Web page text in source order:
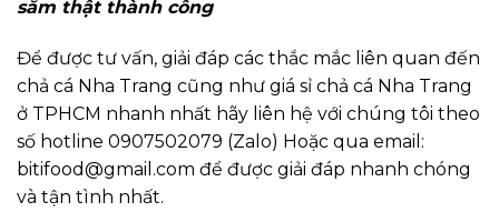
sắm thật thành công
Để được tư vấn, giải đáp các thắc mắc liên quan đến
chả cá Nha Trang cũng như giá sỉ chả cá Nha Trang
ở TPHCM nhanh nhất hãy liên hệ với chúng tôi theo
số hotline 0907502079 (Zalo) Hoặc qua email:
bitifood@gmail.com để được giải đáp nhanh chóng
và tận tình nhất.